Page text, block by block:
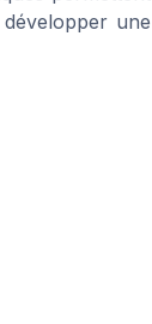
une